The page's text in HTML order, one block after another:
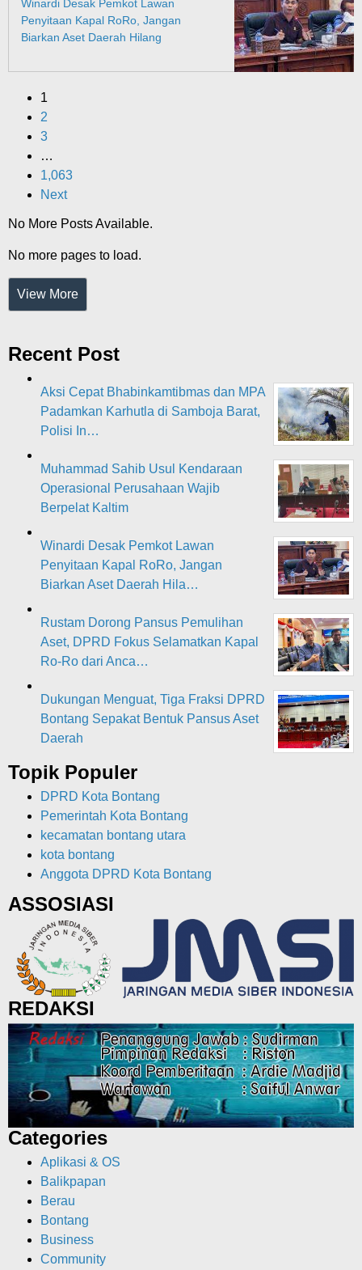
Winardi Desak Pemkot Lawan
Penyitaan Kapal RoRo, Jangan
Biarkan Aset Daerah Hilang
1
2
3
…
1,063
Next
No More Posts Available.
No more pages to load.
View More
Recent Post
Aksi Cepat Bhabinkamtibmas dan MPA
Padamkan Karhutla di Samboja Barat,
Polisi In…
Muhammad Sahib Usul Kendaraan
Operasional Perusahaan Wajib
Berpelat Kaltim
Winardi Desak Pemkot Lawan
Penyitaan Kapal RoRo, Jangan
Biarkan Aset Daerah Hila…
Rustam Dorong Pansus Pemulihan
Aset, DPRD Fokus Selamatkan Kapal
Ro-Ro dari Anca…
Dukungan Menguat, Tiga Fraksi DPRD
Bontang Sepakat Bentuk Pansus Aset
Daerah
Topik Populer
DPRD Kota Bontang
Pemerintah Kota Bontang
kecamatan bontang utara
kota bontang
Anggota DPRD Kota Bontang
ASSOSIASI
REDAKSI
Categories
Aplikasi & OS
Balikpapan
Berau
Bontang
Business
Community